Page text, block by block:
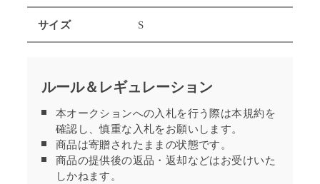
サイズ
S
ルール＆レギュレーション
本オークションへの入札を行う際は本規約を
確認し、慎重な入札をお願いします。
商品は寄贈されたままの状態です。
商品の提供後の返品・返却などはお受けいた
しかねます。